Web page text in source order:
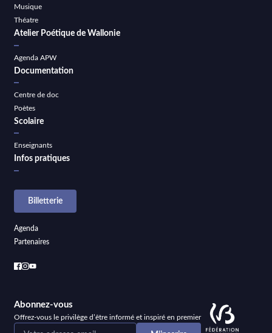
Musique
Théatre
Atelier Poétique de Wallonie
Agenda APW
Documentation
Centre de doc
Poètes
Scolaire
Enseignants
Infos pratiques
Billetterie
Agenda
Partenaires
Abonnez-vous
Offrez-vous le privilège d’être informé et inspiré en premier